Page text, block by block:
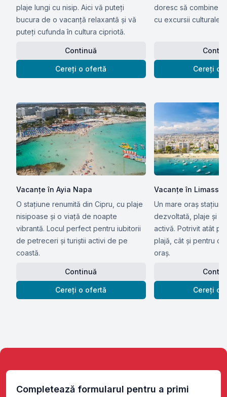
plaje lungi cu nisip. Aici vă puteți
bucura de o vacanță relaxantă și vă
puteți cufunda în cultura cipriotă.
Continuă
Cereți o ofertă
doresc să combine
cu excursii culturale.
Cereți o
Vacanțe în Ayia Napa
O stațiune renumită din Cipru, cu plaje
nisipoase și o viață de noapte
vibrantă. Locul perfect pentru iubitorii
de petreceri și turiștii activi de pe
coastă.
Continuă
Cereți o ofertă
Vacanțe în Limassol
Un mare oraș
dezvoltată, plaje și
activă. Potrivit atât
plajă, cât și pentru
oraș.
Cereți o
Completează formularul pentru a primi